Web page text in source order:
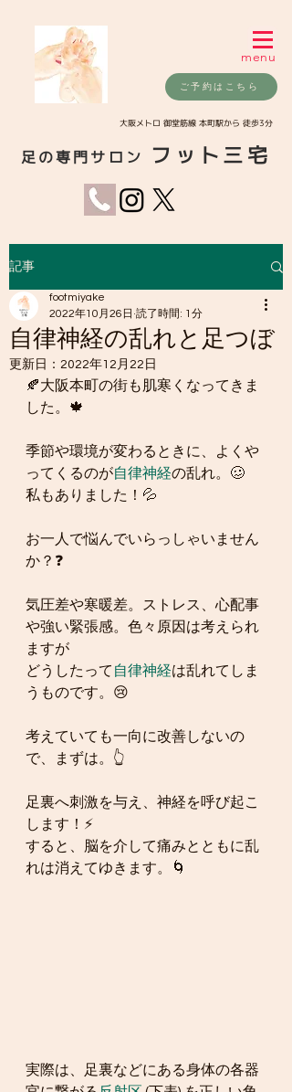
menu
ご予約はこちら
​大阪メトロ 御堂筋線 本町駅から 徒歩3分
足の専門サロン フット三宅
記事
自律神経の乱れと足つぼ
footmiyake
2022年10月26日 読了時間: 1分
更新日： 2022年12月22日
🍂大阪本町の街も肌寒くなってきま
した。🍁
季節や環境が変わるときに、よくや
ってくるのが自律神経の乱れ。🥴
私もありました！💦
お一人で悩んでいらっしゃいません
か？❓
気圧差や寒暖差。ストレス、心配事
や強い緊張感。色々原因は考えられ
ますが
どうしたって 自律神経は乱れてしま
うものです。😢
考えていても一向に改善しないの
で、まずは。👆
足裏へ刺激を与え、神経を呼び起こ
します！⚡
すると、脳を介して痛みとともに乱
れは消えてゆきます。🌀
実際は、足裏などにある身体の各器